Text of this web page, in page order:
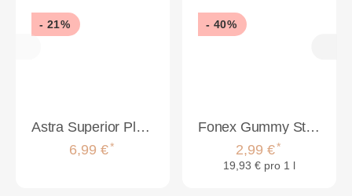
- 21%
Astra Superior Platinum Double Edge Rasierklingen 100 Stück
6,99 €*
- 40%
Fonex Gummy Styling Wax Ultra Hold 150ml
2,99 €*
19,93 € pro 1 l